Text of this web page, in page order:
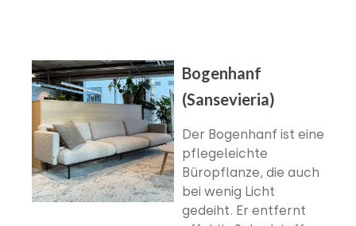
Bogenhanf
(Sansevieria)
Der Bogenhanf ist eine
pflegeleichte
Büropflanze, die auch
bei wenig Licht
gedeiht. Er entfernt